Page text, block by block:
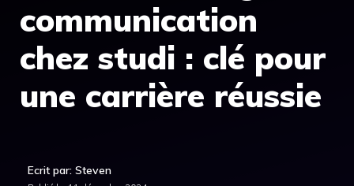
communication
chez studi : clé pour
une carrière réussie
Ecrit par: Steven